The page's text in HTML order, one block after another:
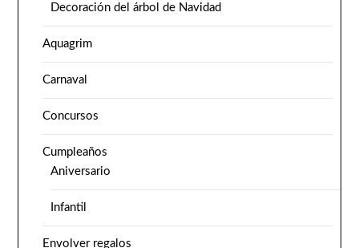
Decoración del árbol de Navidad
Aquagrim
Carnaval
Concursos
Cumpleaños
Aniversario
Infantil
Envolver regalos